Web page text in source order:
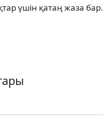
үшін қатаң жаза бар.